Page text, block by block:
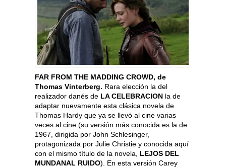
FAR FROM THE MADDING CROWD, de
Thomas Vinterberg. Rara elección la del
realizador danés de LA CELEBRACION la de
adaptar nuevamente esta clásica novela de
Thomas Hardy que ya se llevó al cine varias
veces al cine (su versión más conocida es la de
1967, dirigida por John Schlesinger,
protagonizada por Julie Christie y conocida aquí
con el mismo título de la novela, LEJOS DEL
MUNDANAL RUIDO). En esta versión Carey